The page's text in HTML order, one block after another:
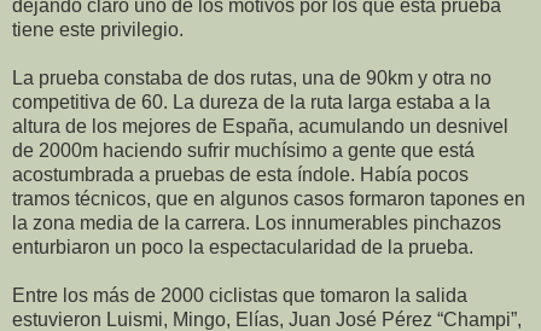
dejando claro uno de los motivos por los que esta prueba
tiene este privilegio.
La prueba constaba de dos rutas, una de 90km y otra no
competitiva de 60. La dureza de la ruta larga estaba a la
altura de los mejores de España, acumulando un desnivel
de 2000m haciendo sufrir muchísimo a gente que está
acostumbrada a pruebas de esta índole. Había pocos
tramos técnicos, que en algunos casos formaron tapones en
la zona media de la carrera. Los innumerables pinchazos
enturbiaron un poco la espectacularidad de la prueba.
Entre los más de 2000 ciclistas que tomaron la salida
estuvieron Luismi, Mingo, Elías, Juan José Pérez “Champi”,